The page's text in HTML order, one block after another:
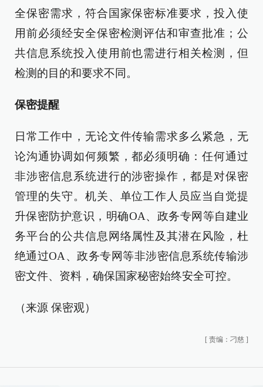
全保密需求，符合国家保密标准要求，投入使
用前必须经安全保密检测评估和审查批准；公
共信息系统投入使用前也需进行相关检测，但
检测的目的和要求不同。
保密提醒
日常工作中，无论文件传输需求多么紧急，无
论沟通协调如何频繁，都必须明确：任何通过
非涉密信息系统进行的涉密操作，都是对保密
管理的失守。机关、单位工作人员应当自觉提
升保密防护意识，明确OA、政务专网等自建业
务平台的公共信息网络属性及其潜在风险，杜
绝通过OA、政务专网等非涉密信息系统传输涉
密文件、资料，确保国家秘密始终安全可控。
（来源 保密观）
[ 责编：刁慈 ]